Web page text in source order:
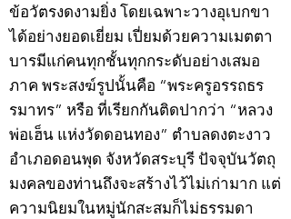
ข้อวัตรงดงามยิ่ง โดยเฉพาะวางอุเบกขา
ได้อย่างยอดเยี่ยม เปี่ยมด้วยความเมตตา
บารมีแก่คนทุกชั้นทุกกระดับอย่างเสมอ
ภาค พระสงฆ์รูปนั้นคือ “พระครูอรรถธร
รมาทร” หรือ ที่เรียกกันติดปากว่า “หลวง
พ่อเฮ็น แห่งวัดดอนทอง” ตำบลดงตะงาว
อำเภอดอนพุด จังหวัดสระบุรี ปัจจุบันวัตถุ
มงคลของท่านถึงจะสร้างไว้ไม่เก่ามาก แต่
ความนิยมในหมู่นักสะสมก็ไม่ธรรมดา